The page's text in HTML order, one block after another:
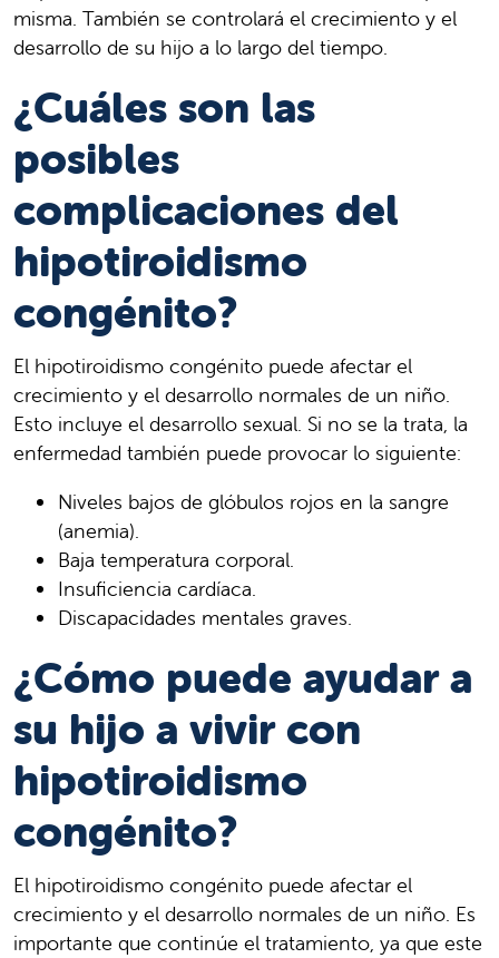
misma. También se controlará el crecimiento y el
desarrollo de su hijo a lo largo del tiempo.
¿Cuáles son las
posibles
complicaciones del
hipotiroidismo
congénito?
El hipotiroidismo congénito puede afectar el
crecimiento y el desarrollo normales de un niño.
Esto incluye el desarrollo sexual. Si no se la trata, la
enfermedad también puede provocar lo siguiente:
Niveles bajos de glóbulos rojos en la sangre
(anemia).
Baja temperatura corporal.
Insuficiencia cardíaca.
Discapacidades mentales graves.
¿Cómo puede ayudar a
su hijo a vivir con
hipotiroidismo
congénito?
El hipotiroidismo congénito puede afectar el
crecimiento y el desarrollo normales de un niño. Es
importante que continúe el tratamiento, ya que este